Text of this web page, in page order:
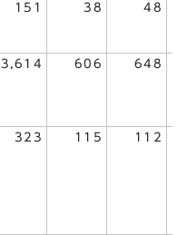
151 38 48
3,614 606 648
323 115 112